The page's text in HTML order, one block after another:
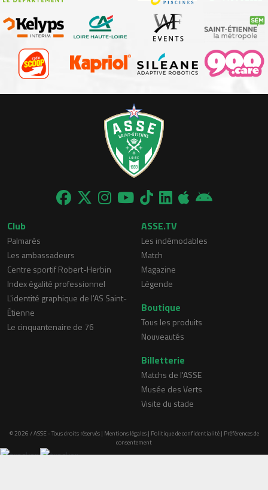
Club
Palmarès
Les ambassadeurs
Centre sportif Robert-Herbin
Index égalité professionnel
L'identité graphique de l'AS Saint-
Étienne
Le cinquantenaire de 76
ASSE.TV
Les indémodables
Match
Magazine
Légende
Boutique
Tous les produits
Nouveautés
Billetterie
Matchs de l'ASSE
Musée des Verts
Visite du stade
© 2026 / ASSE - Tous droits réservés | Mentions légales| Politique de confidentialité| Préférences de
consentement